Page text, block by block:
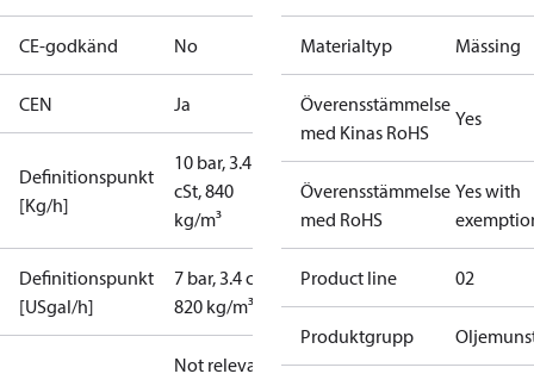
CE-godkänd No
CEN Ja
Definitionspunkt
[Kg/h]
10 bar, 3.4
cSt, 840
kg/m³
Definitionspunkt
[USgal/h]
7 bar, 3.4 cSt,
820 kg/m³
Not relevant
Materialtyp Mässing
Överensstämmelse
med Kinas RoHS
Yes
Överensstämmelse
med RoHS
Yes with
Product line 02
Produktgrupp